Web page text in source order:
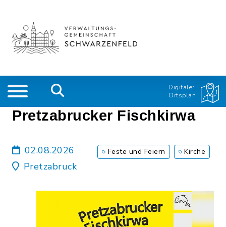
Digitaler
Ortsplan
Pretzabrucker Fischkirwa
02.08.2026
Pretzabruck
Feste und Feiern Kirche